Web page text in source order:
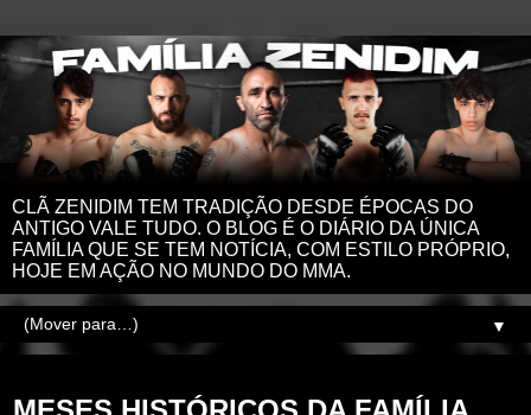
CLÃ ZENIDIM TEM TRADIÇÃO DESDE ÉPOCAS DO
ANTIGO VALE TUDO. O BLOG É O DIÁRIO DA ÚNICA
FAMÍLIA QUE SE TEM NOTÍCIA, COM ESTILO PRÓPRIO,
HOJE EM AÇÃO NO MUNDO DO MMA.
▼